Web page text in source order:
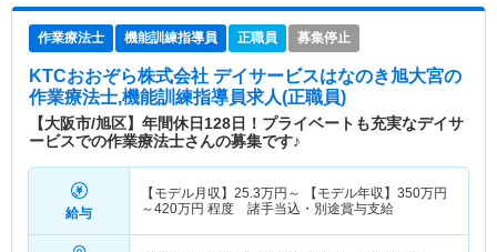
作業療法士 機能訓練指導員 正職員 募集停止
KTCおおぞら株式会社 デイサービスはなのき旭大宮の
作業療法士,機能訓練指導員求人(正職員)
【大阪市/旭区】年間休日128日！プライベートも充実なデイサ
ービスでの作業療法士さんの募集です♪
給与
【モデル月収】 25.3万円～ 【モデル年収】 350万円
～420万円 程度 諸手当込・別途賞与支給